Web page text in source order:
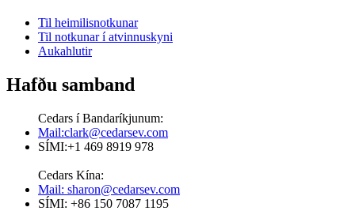
Til heimilisnotkunar
Til notkunar í atvinnuskyni
Aukahlutir
Hafðu samband
Cedars í Bandaríkjunum:
Mail:clark@cedarsev.com
SÍMI:+1 469 8919 978
Cedars Kína:
Mail: sharon@cedarsev.com
SÍMI: +86 150 7087 1195